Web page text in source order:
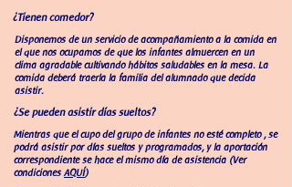
¿Tienen comedor?
Disponemos de un servicio de acompañamiento a la comida en
el que nos ocupamos de que los infantes almuercen en un
clima agradable cultivando hábitos saludables en la mesa. La
comida deberá traerla la familia del alumnado que decida
asistir.
¿Se pueden asistir días sueltos?
Mientras que el cupo del grupo de infantes no esté completo , se
podrá asistir por días sueltos y programados, y la aportación
correspondiente se hace el mismo día de asistencia (Ver
condiciones AQUÍ)